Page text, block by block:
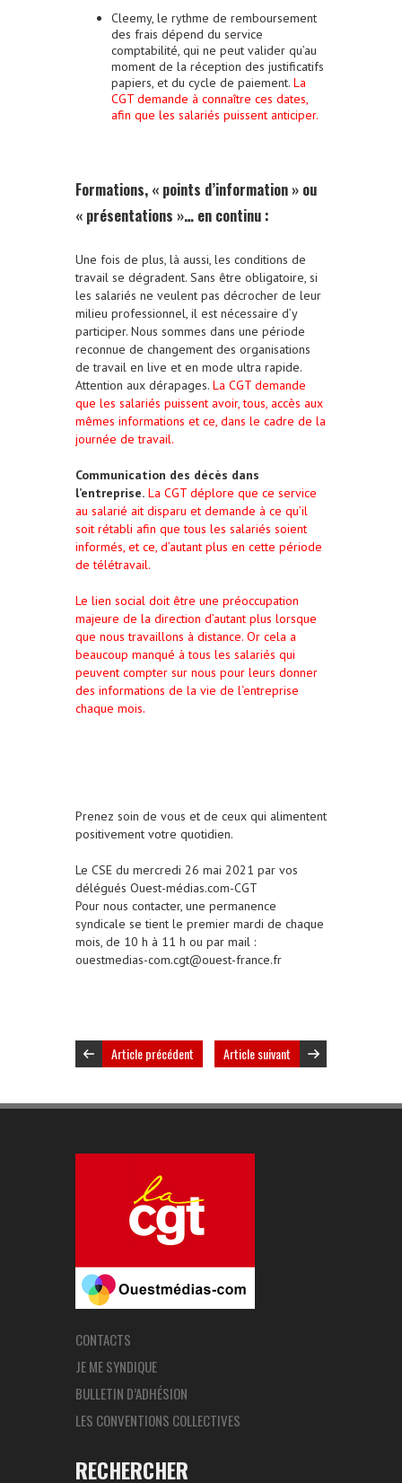
Cleemy, le rythme de remboursement
des frais dépend du service
comptabilité, qui ne peut valider qu’au
moment de la réception des justificatifs
papiers, et du cycle de paiement. La
CGT demande à connaître ces dates,
afin que les salariés puissent anticiper.
Formations, « points d’information » ou
« présentations »… en continu :
Une fois de plus, là aussi, les conditions de
travail se dégradent. Sans être obligatoire, si
les salariés ne veulent pas décrocher de leur
milieu professionnel, il est nécessaire d’y
participer. Nous sommes dans une période
reconnue de changement des organisations
de travail en live et en mode ultra rapide.
Attention aux dérapages. La CGT demande
que les salariés puissent avoir, tous, accès aux
mêmes informations et ce, dans le cadre de la
journée de travail.
Communication des décès dans
l’entreprise. La CGT déplore que ce service
au salarié ait disparu et demande à ce qu’il
soit rétabli afin que tous les salariés soient
informés, et ce, d’autant plus en cette période
de télétravail.
Le lien social doit être une préoccupation
majeure de la direction d’autant plus lorsque
que nous travaillons à distance. Or cela a
beaucoup manqué à tous les salariés qui
peuvent compter sur nous pour leurs donner
des informations de la vie de l‘entreprise
chaque mois.
Prenez soin de vous et de ceux qui alimentent
positivement votre quotidien.
Le CSE du mercredi 26 mai 2021 par vos
délégués Ouest-médias.com-CGT
Pour nous contacter, une permanence
syndicale se tient le premier mardi de chaque
mois, de 10 h à 11 h ou par mail :
ouestmedias-com.cgt@ouest-france.fr
Article précédent Article suivant
CONTACTS
JE ME SYNDIQUE
BULLETIN D’ADHÉSION
LES CONVENTIONS COLLECTIVES
RECHERCHER